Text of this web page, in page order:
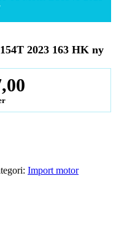
2023 163 HK ny
Import motor